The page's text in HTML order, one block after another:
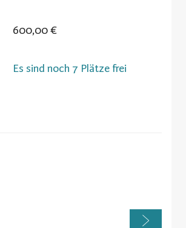
600,00 €
Es sind noch 7 Plätze frei